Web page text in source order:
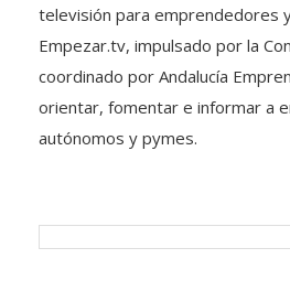
televisión para emprendedores
Empezar.tv, impulsado por la
coordinado por Andalucía
orientar, fomentar e informar a
autónomos y pymes.